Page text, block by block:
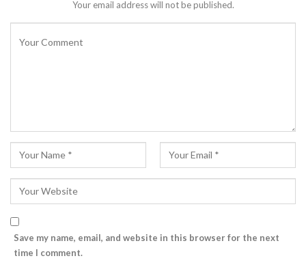
Your email address will not be published.
Save my name, email, and website in this browser for the next
time I comment.